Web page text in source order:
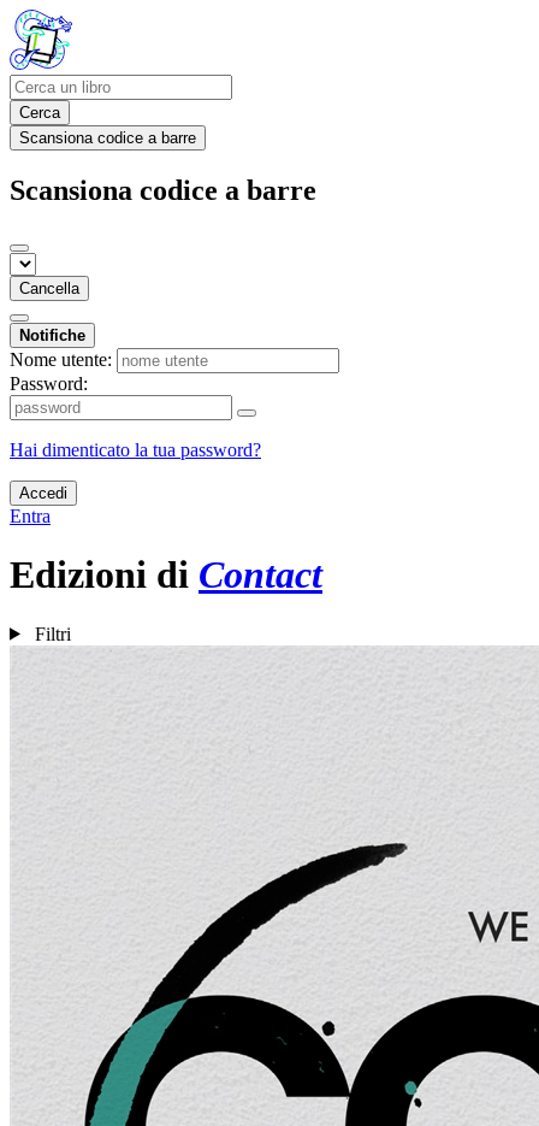
Cerca
Scansiona codice a barre
Scansiona codice a barre
Cancella
Notifiche
Nome utente:
Password:
Hai dimenticato la tua password?
Accedi
Entra
Edizioni di Contact
Filtri